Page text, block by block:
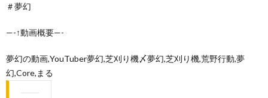
＃夢幻
—-↑動画概要—-
夢幻の動画,YouTuber夢幻,芝刈り機〆夢幻,芝刈り機,荒野行動,夢
幻,Core,まる